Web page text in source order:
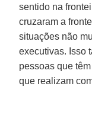
sentido na
cruzaram a
situações não
executivas. Isso
pessoas que
que realizam